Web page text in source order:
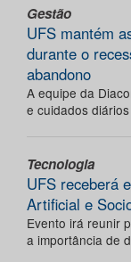
Gestão
UFS mantém
durante o
abandono
A equipe da
e cuidados diários
Tecnologia
UFS receberá
Artificial e
Evento irá reunir
a importância de